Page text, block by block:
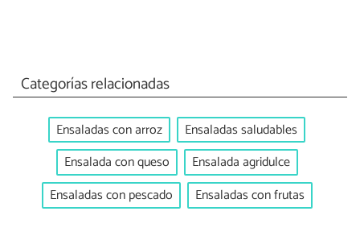
Categorías relacionadas
Ensaladas con arroz
Ensaladas saludables
Ensalada con queso
Ensalada agridulce
Ensaladas con pescado
Ensaladas con frutas